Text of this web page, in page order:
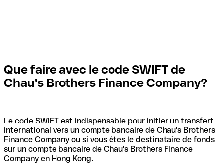
Que faire avec le code SWIFT de
Chau's Brothers Finance Company?
Le code SWIFT est indispensable pour initier un transfert
international vers un compte bancaire de Chau's Brothers
Finance Company ou si vous êtes le destinataire de fonds
sur un compte bancaire de Chau's Brothers Finance
Company en Hong Kong.